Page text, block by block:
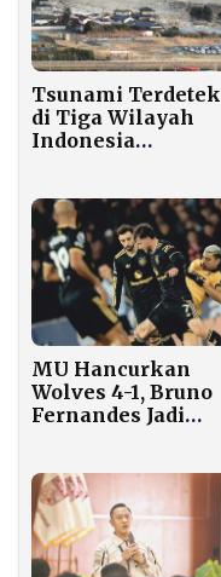
Tsunami
di Tiga Wilayah
Indonesia
Ketinggian Capai
0,19 Meter
MU Hancurkan
Wolves 4-1, Bruno
Fernandes Jadi